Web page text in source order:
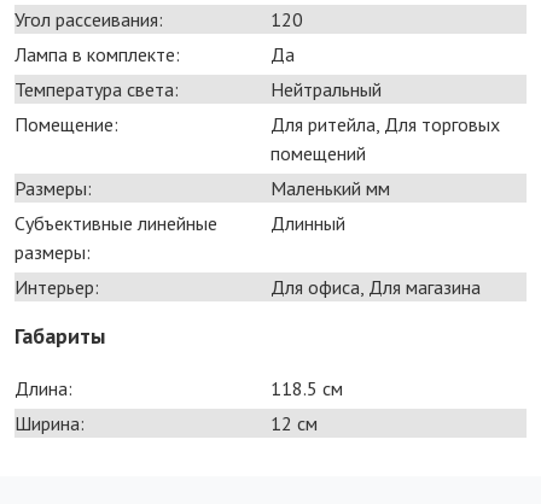
Угол рассеивания:
120
Лампа в комплекте:
Да
Температура света:
Нейтральный
Помещение:
Для ритейла, Для торговых
помещений
Размеры:
Маленький мм
Субъективные линейные
размеры:
Длинный
Интерьер: Для офиса, Для магазина
Габариты
Длина:
118.5 см
Ширина:
12 см